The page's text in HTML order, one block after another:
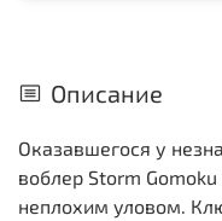
Описание
Оказавшегося у
воблер Storm
неплохим уловом.